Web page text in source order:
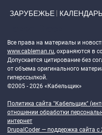
ЗАРУБЕЖЬЕ КАЛЕНДАРЬ
Все права на материалы и
www.cableman.ru, охраняются в
Допускается цитирование без
от объема оригинального
гиперссылкой.
©2005 - 2026 «Кабельщик»
Политика сайта "Кабельщик"
отношении обработки
интернет
DrupalCoder — поддержка сайта c